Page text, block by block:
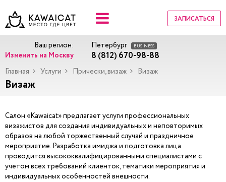
ЗАПИСАТЬСЯ
Ваш регион:
Изменить на Москву
Петербург BUSINESS
8 (812) 670-98-88
Главная Услуги Прически, визаж Визаж
Визаж
Салон «Kawaicat» предлагает услуги профессиональных
визажистов для создания индивидуальных и неповторимых
образов на любой торжественный случай и праздничное
мероприятие. Разработка имиджа и подготовка лица
проводится высококвалифицированными специалистами с
учетом всех требований клиенток, тематики мероприятия и
индивидуальных особенностей внешности.